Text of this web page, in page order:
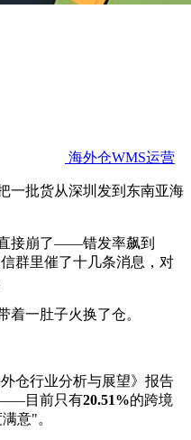
海外仓WMS运营
一批货从深圳发到东南亚海
接崩了——错发率飙到
群里催了十几条消息，对
着一肚子火换了仓。
仓行业分析与展望》报告
——目前只有20.51%的跨境
意"。